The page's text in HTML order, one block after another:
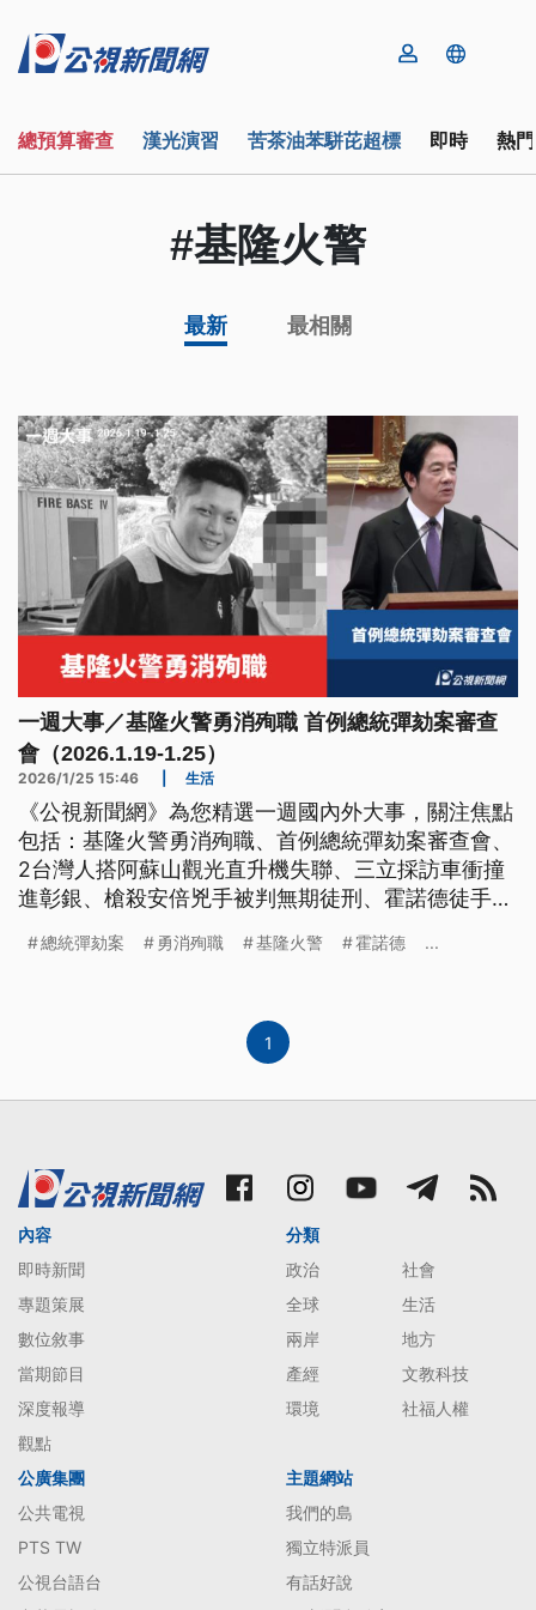
總預算審查 漢光演習 苦茶油苯駢芘超標 即時 熱
#基隆火警
最新 最相關
一週大事／基隆火警勇消殉職 首例總統彈劾案審查
會（2026.1.19-1.25）
2026/1/25 15:46 生活
《公視新聞網》為您精選一週國內外大事，關注焦點
包括：基隆火警勇消殉職、首例總統彈劾案審查會、
2台灣人搭阿蘇山觀光直升機失聯、三立採訪車衝撞
進彰銀、槍殺安倍兇手被判無期徒刑、霍諾德徒手攀
總統彈劾案 勇消殉職 基隆火警 霍諾德 ...
1
內容
即時新聞
專題策展
數位敘事
當期節目
深度報導
觀點
分類
政治
社會
全球
生活
兩岸
地方
產經
文教科技
環境
社福人權
公廣集團
公共電視
PTS TW
公視台語台
主題網站
我們的島
獨立特派員
有話好說